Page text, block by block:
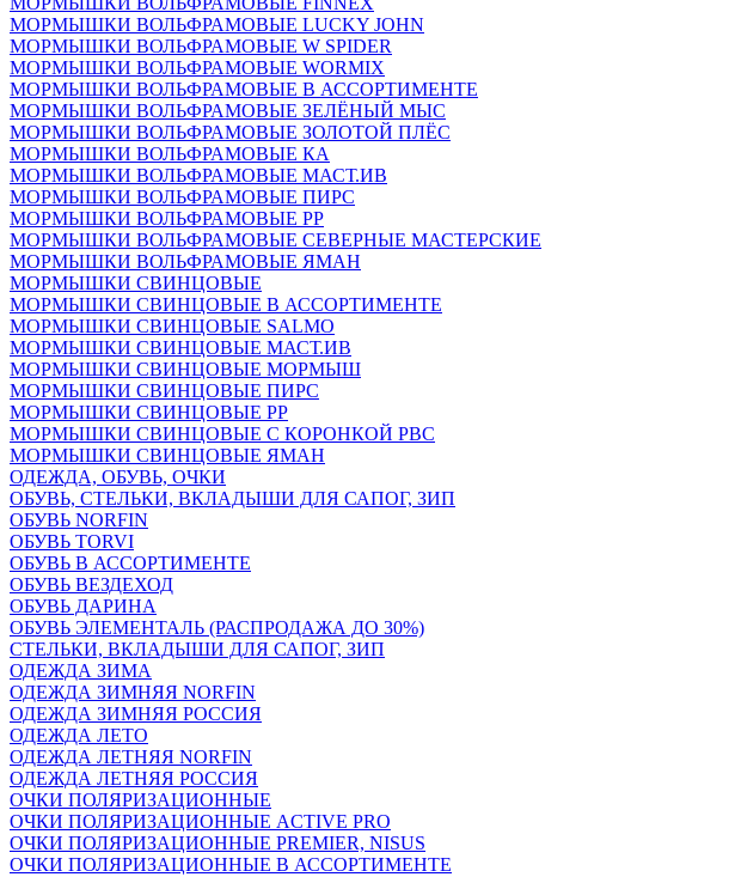
МОРМЫШКИ ВОЛЬФРАМОВЫЕ LUCKY JOHN
МОРМЫШКИ ВОЛЬФРАМОВЫЕ W SPIDER
МОРМЫШКИ ВОЛЬФРАМОВЫЕ WORMIX
МОРМЫШКИ ВОЛЬФРАМОВЫЕ В АССОРТИМЕНТЕ
МОРМЫШКИ ВОЛЬФРАМОВЫЕ ЗЕЛЁНЫЙ МЫС
МОРМЫШКИ ВОЛЬФРАМОВЫЕ ЗОЛОТОЙ ПЛЁС
МОРМЫШКИ ВОЛЬФРАМОВЫЕ КА
МОРМЫШКИ ВОЛЬФРАМОВЫЕ МАСТ.ИВ
МОРМЫШКИ ВОЛЬФРАМОВЫЕ ПИРС
МОРМЫШКИ ВОЛЬФРАМОВЫЕ РР
МОРМЫШКИ ВОЛЬФРАМОВЫЕ СЕВЕРНЫЕ МАСТЕРСКИЕ
МОРМЫШКИ ВОЛЬФРАМОВЫЕ ЯМАН
МОРМЫШКИ СВИНЦОВЫЕ
МОРМЫШКИ СВИНЦОВЫЕ В АССОРТИМЕНТЕ
МОРМЫШКИ СВИНЦОВЫЕ SALMO
МОРМЫШКИ СВИНЦОВЫЕ МАСТ.ИВ
МОРМЫШКИ СВИНЦОВЫЕ МОРМЫШ
МОРМЫШКИ СВИНЦОВЫЕ ПИРС
МОРМЫШКИ СВИНЦОВЫЕ РР
МОРМЫШКИ СВИНЦОВЫЕ С КОРОНКОЙ РВС
МОРМЫШКИ СВИНЦОВЫЕ ЯМАН
ОДЕЖДА, ОБУВЬ, ОЧКИ
ОБУВЬ, СТЕЛЬКИ, ВКЛАДЫШИ ДЛЯ САПОГ, ЗИП
ОБУВЬ NORFIN
ОБУВЬ TORVI
ОБУВЬ В АССОРТИМЕНТЕ
ОБУВЬ ВЕЗДЕХОД
ОБУВЬ ДАРИНА
ОБУВЬ ЭЛЕМЕНТАЛЬ (РАСПРОДАЖА ДО 30%)
СТЕЛЬКИ, ВКЛАДЫШИ ДЛЯ САПОГ, ЗИП
ОДЕЖДА ЗИМА
ОДЕЖДА ЗИМНЯЯ NORFIN
ОДЕЖДА ЗИМНЯЯ РОССИЯ
ОДЕЖДА ЛЕТО
ОДЕЖДА ЛЕТНЯЯ NORFIN
ОДЕЖДА ЛЕТНЯЯ РОССИЯ
ОЧКИ ПОЛЯРИЗАЦИОННЫЕ
ОЧКИ ПОЛЯРИЗАЦИОННЫЕ ACTIVE PRO
ОЧКИ ПОЛЯРИЗАЦИОННЫЕ PREMIER, NISUS
ОЧКИ ПОЛЯРИЗАЦИОННЫЕ В АССОРТИМЕНТЕ